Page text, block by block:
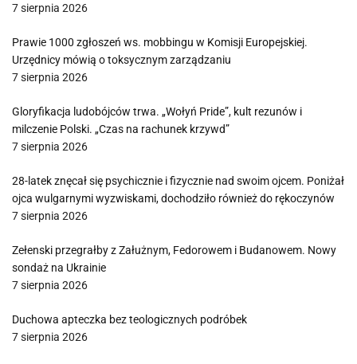
7 sierpnia 2026
Prawie 1000 zgłoszeń ws. mobbingu w Komisji Europejskiej.
Urzędnicy mówią o toksycznym zarządzaniu
7 sierpnia 2026
Gloryfikacja ludobójców trwa. „Wołyń Pride”, kult rezunów i
milczenie Polski. „Czas na rachunek krzywd”
7 sierpnia 2026
28-latek znęcał się psychicznie i fizycznie nad swoim ojcem. Poniżał
ojca wulgarnymi wyzwiskami, dochodziło również do rękoczynów
7 sierpnia 2026
Zełenski przegrałby z Załużnym, Fedorowem i Budanowem. Nowy
sondaż na Ukrainie
7 sierpnia 2026
Duchowa apteczka bez teologicznych podróbek
7 sierpnia 2026